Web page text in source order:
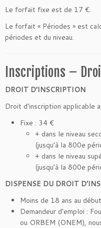
Le forfait fixe est de 17 €.
Le forfait « Périodes » est
périodes et du niveau.
Inscriptions –
DROIT D’INSCRIPTION
Droit d’inscription applicable
Fixe : 34 €
+ dans le niveau
(jusqu’à la 800e
+ dans le niveau
(jusqu’à la 800e
DISPENSE DU DROIT
Moins de 18 ans au
Demandeur d’emploi :
ou ORBEM (ONEM),